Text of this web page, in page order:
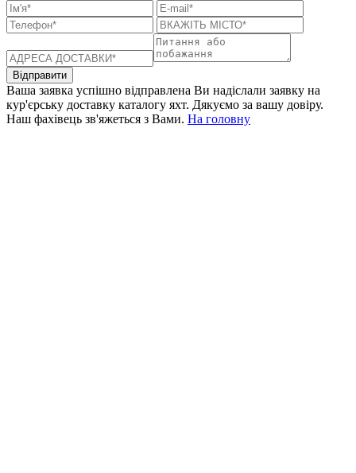
Відправити
Ваша заявка успішно відправлена Ви надіслали заявку на
кур'єрську доставку каталогу яхт. Дякуємо за вашу довіру.
Наш фахівець зв'яжеться з Вами. На головну